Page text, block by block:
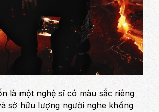
là một nghệ sĩ có màu sắc riêng
sở hữu lượng người nghe khổng